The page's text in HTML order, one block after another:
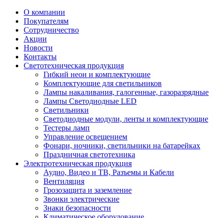
О компании
Покупателям
Сотрудничество
Акции
Новости
Контакты
Светотехническая продукция
Гибкий неон и комплектующие
Комплектующие для светильников
Лампы накаливания, галогенные, газоразрядные
Лампы Светодиодные LED
Светильники
Светодиодные модули, ленты и комплектующие
Тестеры ламп
Управление освещением
Фонари, ночники, светильники на батарейках
Праздничная светотехника
Электротехническая продукция
Аудио, Видео и ТВ, Разъемы и Кабели
Вентиляция
Грозозащита и заземление
Звонки электрические
Знаки безопасности